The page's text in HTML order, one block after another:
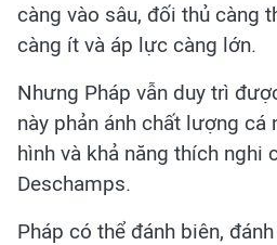
càng vào sâu, đối thủ càng
càng ít và áp lực càng lớn.
Nhưng Pháp vẫn duy trì
này phản ánh chất lượng cá
hình và khả năng thích nghi
Deschamps.
Pháp có thể đánh biên,